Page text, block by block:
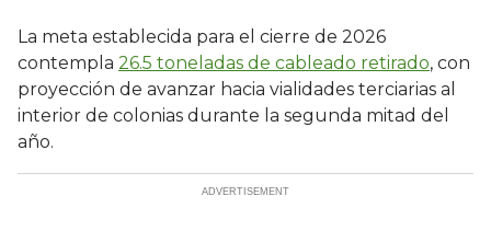
La meta establecida para el cierre de 2026
contempla 26.5 toneladas de cableado retirado, con
proyección de avanzar hacia vialidades terciarias al
interior de colonias durante la segunda mitad del
año.